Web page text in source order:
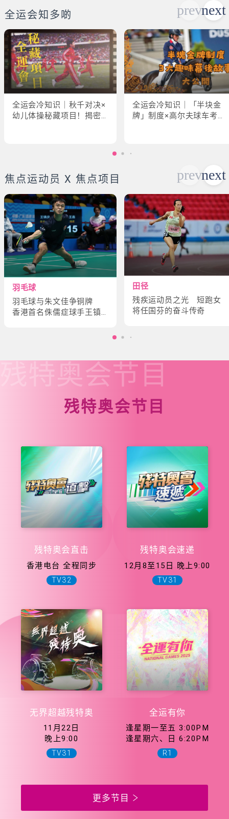
全运会知多啲
全运会冷知识｜秋千对决×
幼儿体操秘藏项目！揭密
全运会冷知识｜「半块金
牌」制度×高尔夫球车考牌
焦点运动员 X 焦点项目
羽毛球
羽毛球与朱文佳争铜牌
香港首名侏儒症球手王镇
田径
残疾运动员之光 短跑女
将任国芬的奋斗传奇
残特奥会节目
残特奥会节目
残特奥会直击
香港电台 全程同步
TV32
残特奥会速递
12月8至15日 晚上9:00
TV31
无界超越残特奥
11月22日
晚上9:00
TV31
全运有你
逢星期一至五 3:00PM
逢星期六、日 6:20PM
R1
更多节目